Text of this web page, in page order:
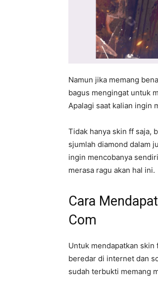
Namun jika memang
bagus mengingat untuk
Apalagi saat kalian ingin
Tidak hanya skin ff saja,
sjumlah diamond dalam
ingin mencobanya
merasa ragu akan hal ini.
Cara
Com
Untuk mendapatkan
beredar di internet dan
sudah terbukti memang